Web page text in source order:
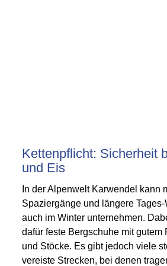
Kettenpflicht: Sicherheit
und Eis
In der Alpenwelt Karwendel kann
Spaziergänge und längere
auch im Winter unternehmen.
dafür feste Bergschuhe mit gutem
und Stöcke. Es gibt jedoch viele
vereiste Strecken, bei denen